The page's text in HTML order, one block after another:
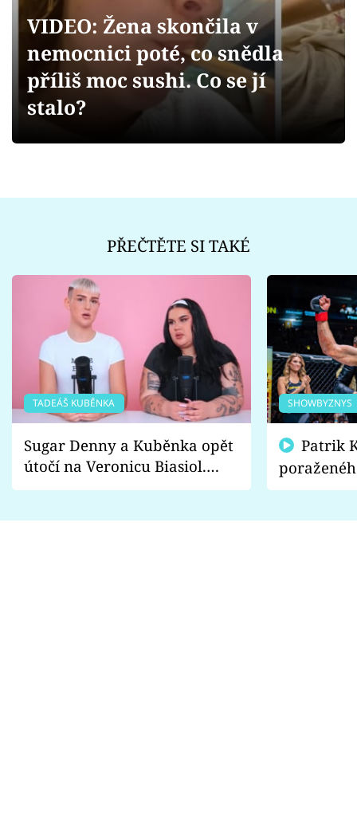
Sledujte prima+
VIDEO: Žena skončila v
nemocnici poté, co snědla
příliš moc sushi. Co se jí
stalo?
PŘEČTĚTE SI TAKÉ
TADEÁŠ KUBĚNKA
Sugar Denny a Kuběnka opět
útočí na Veronicu Biasiol.
Proč je podle nich falešná a
SHOWBYZNYS
fanoušci